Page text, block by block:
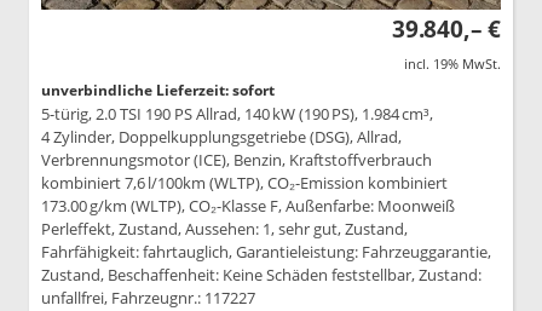
39.840,– €
incl. 19% MwSt.
unverbindliche Lieferzeit: sofort
5-türig, 2.0 TSI 190 PS Allrad, 140 kW (190 PS), 1.984 cm³,
4 Zylinder, Doppelkupplungsgetriebe (DSG), Allrad,
Verbrennungsmotor (ICE), Benzin, Kraftstoffverbrauch
kombiniert 7,6 l/100km (WLTP), CO₂-Emission kombiniert
173.00 g/km (WLTP), CO₂-Klasse F, Außenfarbe: Moonweiß
Perleffekt, Zustand, Aussehen: 1, sehr gut, Zustand,
Fahrfähigkeit: fahrtauglich, Garantieleistung: Fahrzeuggarantie,
Zustand, Beschaffenheit: Keine Schäden feststellbar, Zustand:
unfallfrei, Fahrzeugnr.: 117227